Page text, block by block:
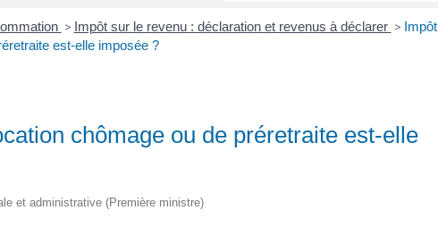
> Impôt sur le revenu : déclaration et revenus à déclarer > Impôt
est-elle imposée ?
chômage ou de préretraite est-elle
et administrative (Première ministre)